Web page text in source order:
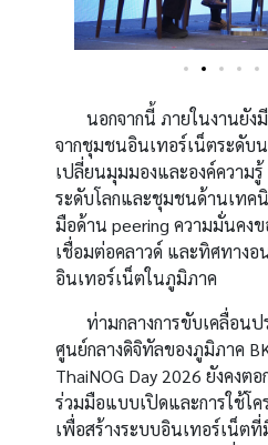
นอกจากนี้ ภายในงานยังมี
จากชุมชนอินเทอร์เน็ตระดับ
เปลี่ยนมุมมองและองค์ความรู้
ระดับโลกและชุมชนด้านเทค
มือด้าน peering ความมั่นคงข
เชื่อมต่อคลาวด์ และทิศทาง
อินเทอร์เน็ตในภูมิภาค
ท่ามกลางการขับเคลื่อนป
ศูนย์กลางดิจิทัลของภูมิภาค
ThaiNOG Day 2026 ยังคงต
ร่วมมือแบบเปิดและการใช้โ
เพื่อสร้างระบบอินเทอร์เน็ต